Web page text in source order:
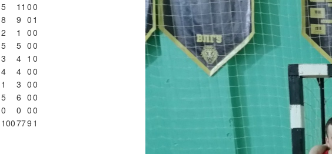
5 11 00
8 9 0 1
2 1 00
5 5 00
3 4 1 0
4 4 00
1 3 00
5 6 00
0 0 00
100779 1